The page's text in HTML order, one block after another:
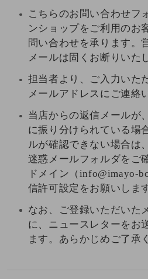
こちらのお問い合わせフ
ンショップをご利用のお
問い合わせを承ります。
メールは固くお断りいた
担当者より、ご入力いた
メールアドレスにご連絡
当店からの返信メールが
に振り分けられている場
ルが確認できない場合は
迷惑メールフォルダをご
ドメイン（info@imayo-
信許可設定をお願いしま
なお、ご登録いただいた
に、ニュースレターをお
ます。あらかじめご了承